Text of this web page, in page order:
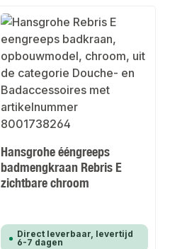
Hansgrohe ééngreeps
badmengkraan Rebris E
zichtbare chroom
Direct leverbaar, levertijd
6-7 dagen